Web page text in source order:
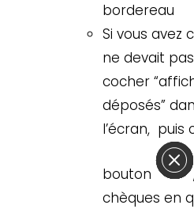
bordereau
Si vous avez
ne devait
cocher
déposés”
l’écran, puis
bouton
chèques en